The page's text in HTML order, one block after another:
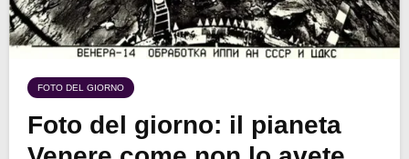
FOTO DEL GIORNO
Foto del giorno: il pianeta